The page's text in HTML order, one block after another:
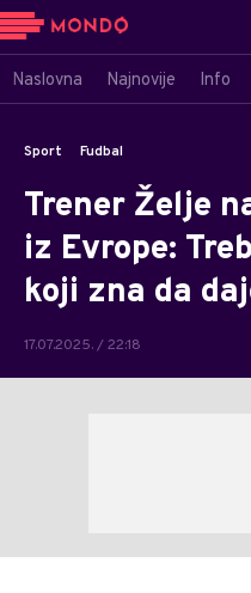
Naslovna Najnovije Info
Sport Fudbal
Trener Želje
iz Evrope:
koji zna da
17.07.2025. / 22:18